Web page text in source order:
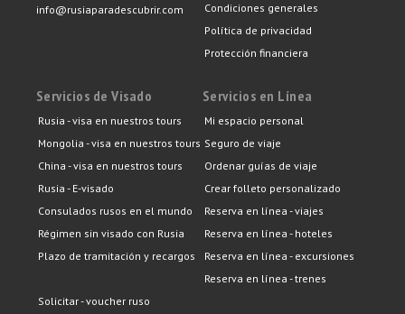
info@rusiaparadescubrir.com
Condiciones generales
Política de privacidad
Protección financiera
Servicios de Visado
Rusia - visa en nuestros tours
Mongolia - visa en nuestros tours
China - visa en nuestros tours
Rusia - E-visado
Consulados rusos en el mundo
Régimen sin visado con Rusia
Plazo de tramitación y recargos
Solicitar - voucher ruso
Servicios en Línea
Mi espacio personal
Seguro de viaje
Ordenar guías de viaje
Crear folleto personalizado
Reserva en línea - viajes
Reserva en línea - hoteles
Reserva en línea - excursiones
Reserva en línea - trenes